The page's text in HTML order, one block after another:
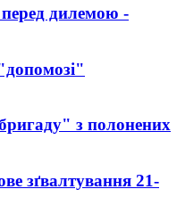
дилемою -
з полонених
зґвалтування 21-